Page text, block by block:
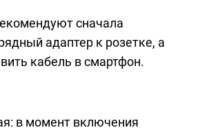
сначала
адаптер к розетке, а
кабель в смартфон.
в момент включения